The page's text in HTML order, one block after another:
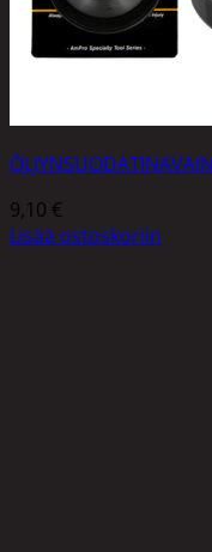
9,10 €
Lisää ostoskoriin